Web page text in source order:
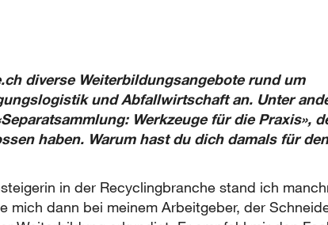
diverse Weiterbildungsangebote rund um
und Abfallwirtschaft an. Unter
Werkzeuge für die Praxis»,
haben. Warum hast du dich damals für
in der Recyclingbranche stand ich
mich dann bei meinem Arbeitgeber, der